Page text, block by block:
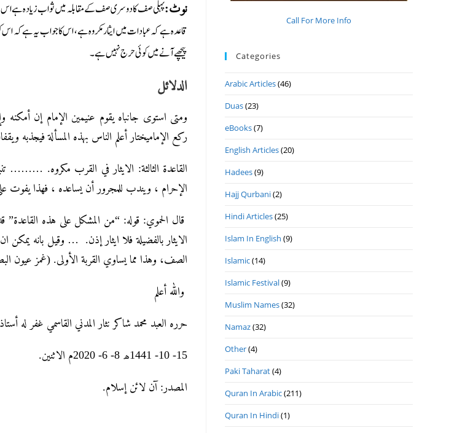
نوٹ:پہلی صف کا دوسری صف کے مقابلہ میں ثواب زیادہ ہے اس
قاعدہ ہے کہ عبادات میں ایثار مکروہ ہے، اس کا جواب یہ ہے کہ
پیچھے آنے میں کوئی حرج نہیں ہے۔
الدلائل
ومتى استوى جانباه يقوم عنيمين الإمام إن
ركع الإماميختار أعلم الناس بهذه المسألة فيجذبه
القاعدة الثالثة: الايثار في القرب مكروه.
الإحرام ، ويندب للمجرور أن يساعده ، فهذا يفوت
قال الحموي: قوله: “من المشكل على هذه القاعدة”
الايثار بالفضيلة فلا ايثار إذن. … وقيل بانه
الصف، وهذا مما يساوي القربة الأولى. (غمز عيون البصائر:
والله أعلم
حرره العبد محمد شاکر نثار المدني القاسمي غفر له
15- 10- 1441ھ 8- 6- 2020م الاثنین.
المصدر: آن لائن إسلام.
Call For More Info
Categories
Arabic Articles(46)
Duas(23)
eBooks(7)
English Articles(20)
Hadees(9)
Hajj Qurbani(2)
Hindi Articles(25)
Islam In English (9)
Islamic(14)
Islamic Festival(9)
Muslim Names(32)
Namaz(32)
Other(4)
Paki Taharat(4)
Quran In Arabic(211)
Quran In Hindi(1)